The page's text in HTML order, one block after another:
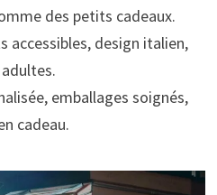
des petits cadeaux.
accessibles, design italien,
emballages soignés,
cadeau.